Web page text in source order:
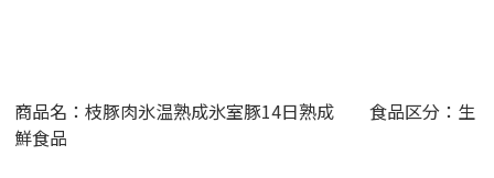
商品名：枝豚肉氷温熟成氷室豚14日熟成 食品区分：生
鮮食品